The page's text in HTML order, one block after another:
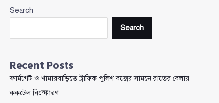
অতিরঞ্জন
প্রচারণা
ছিল?
Search
Search
Recent Posts
ফার্মগেট ও খামারবাড়িতে ট্রাফিক পুলিশ বক্সের সামনে রাতের বেলায়
ককটেল বিস্ফোরণ